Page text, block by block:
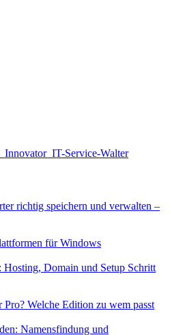
richtig speichern und verwalten –
für Windows
Hosting, Domain und Setup Schritt
Welche Edition zu wem passt
Namensfindung und